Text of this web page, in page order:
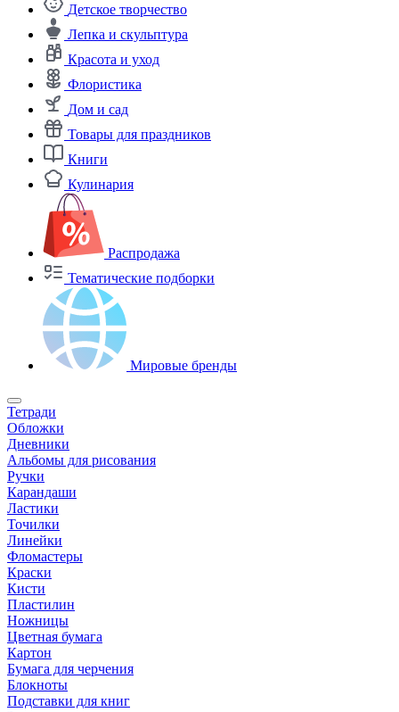
Детское творчество
Лепка и скульптура
Красота и уход
Флористика
Дом и сад
Товары для праздников
Книги
Кулинария
Распродажа
Тематические подборки
Мировые бренды
Тетради
Обложки
Дневники
Альбомы для рисования
Ручки
Карандаши
Ластики
Точилки
Линейки
Фломастеры
Краски
Кисти
Пластилин
Ножницы
Цветная бумага
Картон
Бумага для черчения
Блокноты
Подставки для книг